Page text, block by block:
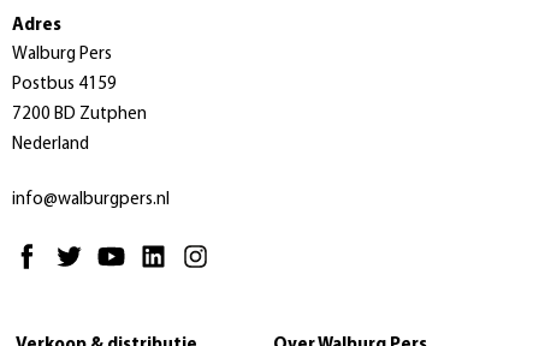
Adres
Walburg Pers
Postbus 4159
7200 BD Zutphen
Nederland
info@walburgpers.nl